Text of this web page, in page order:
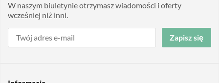
W naszym biuletynie otrzymasz wiadomości i oferty
wcześniej niż inni.
Zapisz się